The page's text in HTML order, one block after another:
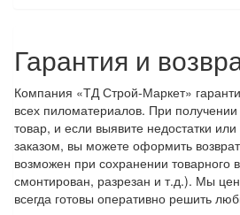
Гарантия и
Компания «ТД Строй-Маркет»
всех пиломатериалов. При
товар, и если выявите недостатки или
заказом, вы можете оформить
возможен при сохранении товарного
смонтирован, разрезан и т.д.). Мы
всегда готовы оперативно решить